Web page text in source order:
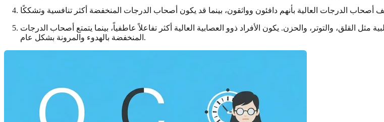
القلق، والتوتر، والحزن. يكون الأفراد ذوو العصابية العالية أكثر تفاعلاً عاطفياً، بينما يتمتع أصحاب الدرجات
المنخفضة بالهدوء والمرونة بشكل عام.